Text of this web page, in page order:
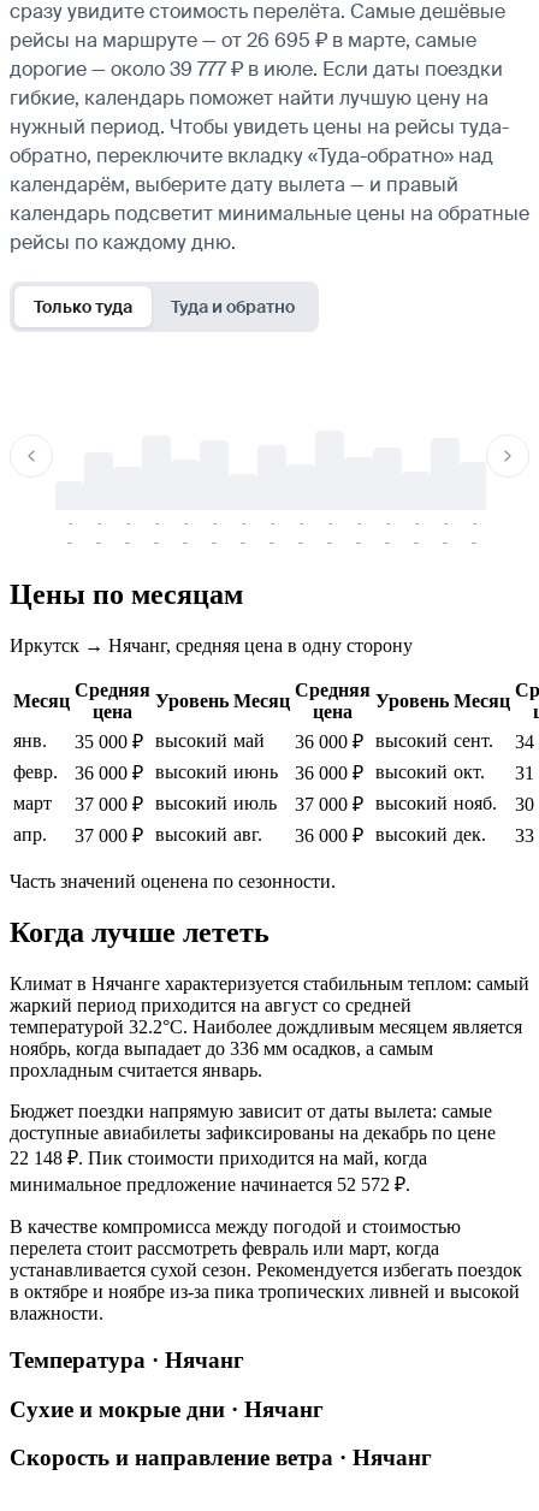
сразу увидите стоимость перелёта. Самые дешёвые
рейсы на маршруте — от 26 695 ₽ в марте, самые
дорогие — около 39 777 ₽ в июле. Если даты поездки
гибкие, календарь поможет найти лучшую цену на
нужный период. Чтобы увидеть цены на рейсы туда-
обратно, переключите вкладку «Туда-обратно» над
календарём, выберите дату вылета — и правый
календарь подсветит минимальные цены на обратные
рейсы по каждому дню.
Только туда Туда и обратно
-
-
-
-
-
-
-
-
-
-
-
-
-
-
-
-
-
-
-
-
-
-
-
-
-
-
-
-
-
-
Цены по месяцам
Иркутск → Нячанг, средняя цена в одну сторону
Месяц
Средняя
цена
Уровень Месяц
Средняя
цена
Уровень Месяц
янв.
35 000 ₽ высокий май 36 000 ₽ высокий сент.
34
февр.
36 000 ₽ высокий июнь 36 000 ₽ высокий окт.
31
март
37 000 ₽ высокий июль 37 000 ₽ высокий нояб.
30
апр.
37 000 ₽ высокий авг. 36 000 ₽ высокий дек. 33
Часть значений оценена по сезонности.
Когда лучше лететь
Климат в Нячанге характеризуется стабильным теплом: самый
жаркий период приходится на август со средней
температурой 32.2°C. Наиболее дождливым месяцем является
ноябрь, когда выпадает до 336 мм осадков, а самым
прохладным считается январь.
Бюджет поездки напрямую зависит от даты вылета: самые
доступные авиабилеты зафиксированы на декабрь по цене
22 148 ₽. Пик стоимости приходится на май, когда
минимальное предложение начинается 52 572 ₽.
В качестве компромисса между погодой и стоимостью
перелета стоит рассмотреть февраль или март, когда
устанавливается сухой сезон. Рекомендуется избегать поездок
в октябре и ноябре из-за пика тропических ливней и высокой
влажности.
Температура · Нячанг
Сухие и мокрые дни · Нячанг
Скорость и направление ветра · Нячанг